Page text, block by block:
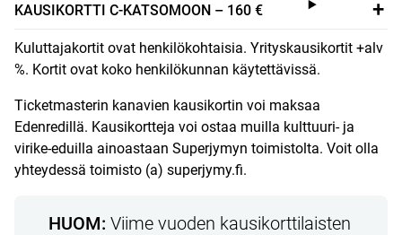
KAUSIKORTTI C-KATSOMOON – 160 €
Kuluttajakortit ovat henkilökohtaisia. Yrityskausikortit +alv
%. Kortit ovat koko henkilökunnan käytettävissä.
Ticketmasterin kanavien kausikortin voi maksaa
Edenredillä. Kausikortteja voi ostaa muilla kulttuuri- ja
virike-eduilla ainoastaan Superjymyn toimistolta. Voit olla
yhteydessä toimisto (a) superjymy.fi.
HUOM: Viime vuoden kausikorttilaisten